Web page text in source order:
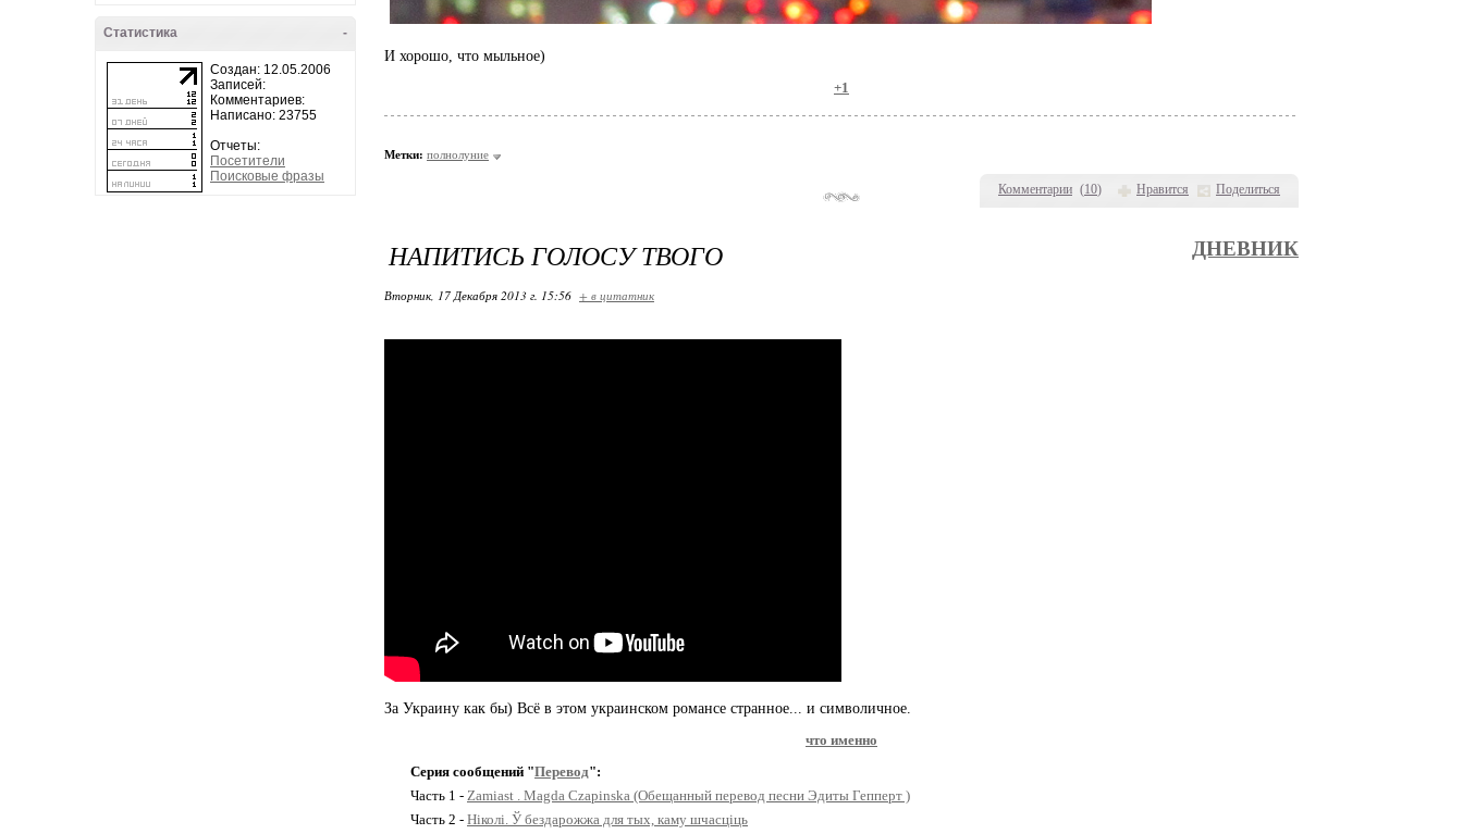
-
Статистика
Создан: 12.05.2006
Записей:
Комментариев:
Написано: 23755
Отчеты:
Посетители
Поисковые фразы
Комментарии (10) Нравится Поделиться
И хорошо, что мыльное)
+1
Метки: полнолуние
НАПИТИСЬ ГОЛОСУ ТВОГО ДНЕВНИК
Вторник, 17 Декабря 2013 г. 15:56 + в цитатник
За Украину как бы) Всё в этом украинском романсе странное... и символичное.
что именно
Серия сообщений "Перевод":
Часть 1 - Zamiast . Magda Czapinska (Обещанный перевод песни Эдиты Гепперт )
Часть 2 - Нiколi. Ў бездарожжа для тых, каму шчасціць